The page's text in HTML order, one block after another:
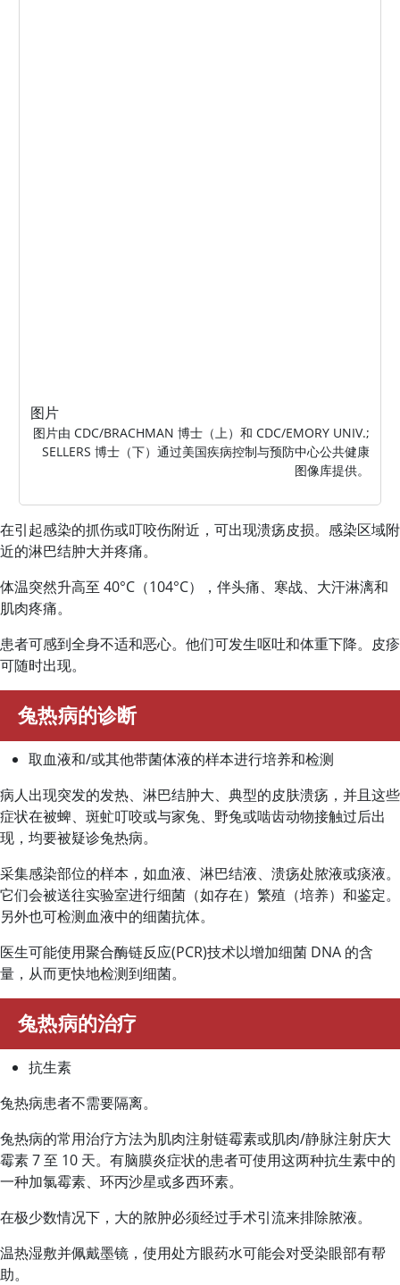
图片
图片由 CDC/BRACHMAN 博士（上）和 CDC/EMORY UNIV.;
SELLERS 博士（下）通过美国疾病控制与预防中心公共健康
图像库提供。
在引起感染的抓伤或叮咬伤附近，可出现溃疡皮损。感染区域附
近的淋巴结肿大并疼痛。
体温突然升高至 40°C（104°C），伴头痛、寒战、大汗淋漓和
肌肉疼痛。
患者可感到全身不适和恶心。他们可发生呕吐和体重下降。皮疹
可随时出现。
兔热病的诊断
取血液和/或其他带菌体液的样本进行培养和检测
病人出现突发的发热、淋巴结肿大、典型的皮肤溃疡，并且这些
症状在被蜱、斑虻叮咬或与家兔、野兔或啮齿动物接触过后出
现，均要被疑诊兔热病。
采集感染部位的样本，如血液、淋巴结液、溃疡处脓液或痰液。
它们会被送往实验室进行细菌（如存在）繁殖（培养）和鉴定。
另外也可检测血液中的细菌抗体。
医生可能使用聚合酶链反应(PCR)技术以增加细菌 DNA 的含
量，从而更快地检测到细菌。
兔热病的治疗
抗生素
兔热病患者不需要隔离。
兔热病的常用治疗方法为肌肉注射链霉素或肌肉/静脉注射庆大
霉素 7 至 10 天。有脑膜炎症状的患者可使用这两种抗生素中的
一种加氯霉素、环丙沙星或多西环素。
在极少数情况下，大的脓肿必须经过手术引流来排除脓液。
温热湿敷并佩戴墨镜，使用处方眼药水可能会对受染眼部有帮
助。